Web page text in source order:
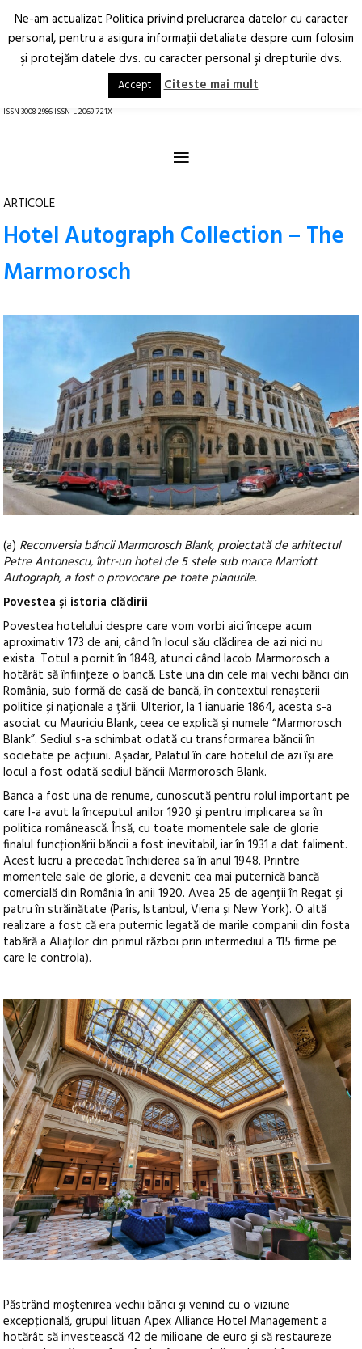
Arhitectură.
Oraș.
RO EN
ISSN 3008-2986 ISSN-L 2069-721X
≡
ARTICOLE
Hotel Autograph Collection – The
Marmorosch
(a) Reconversia băncii Marmorosch Blank, proiectată de arhitectul
Petre Antonescu, într-un hotel de 5 stele sub marca Marriott
Autograph, a fost o provocare pe toate planurile.
Povestea şi istoria clădirii
Povestea hotelului despre care vom vorbi aici începe acum
aproximativ 173 de ani, când în locul său clădirea de azi nici nu
exista. Totul a pornit în 1848, atunci când Iacob Marmorosch a
hotărât să înfiinţeze o bancă. Este una din cele mai vechi bănci din
România, sub formă de casă de bancă, în contextul renașterii
politice și naționale a țării. Ulterior, la 1 ianuarie 1864, acesta s-a
asociat cu Mauriciu Blank, ceea ce explică şi numele “Marmorosch
Blank”. Sediul s-a schimbat odată cu transformarea băncii în
societate pe acţiuni. Aşadar, Palatul în care hotelul de azi îşi are
locul a fost odată sediul băncii Marmorosch Blank.
Banca a fost una de renume, cunoscută pentru rolul important pe
care l-a avut la începutul anilor 1920 şi pentru implicarea sa în
politica românească. Însă, cu toate momentele sale de glorie
finalul funcţionării băncii a fost inevitabil, iar în 1931 a dat faliment.
Acest lucru a precedat închiderea sa în anul 1948. Printre
momentele sale de glorie, a devenit cea mai puternică bancă
comercială din România în anii 1920. Avea 25 de agenţii în Regat și
patru în străinătate (Paris, Istanbul, Viena și New York). O altă
realizare a fost că era puternic legată de marile companii din fosta
tabără a Aliaților din primul război prin intermediul a 115 firme pe
care le controla).
Păstrând moştenirea vechii bănci şi venind cu o viziune
excepţională, grupul lituan Apex Alliance Hotel Management a
hotărât să investească 42 de milioane de euro şi să restaureze
Ne-am actualizat Politica privind prelucrarea datelor cu caracter
personal, pentru a asigura informaţii detaliate despre cum folosim
şi protejăm datele dvs. cu caracter personal şi drepturile dvs.
Accept Citeste mai mult